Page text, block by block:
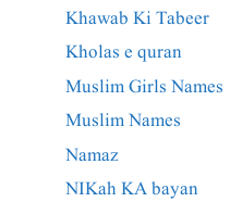
Khawab Ki Tabeer
Kholas e quran
Muslim Girls Names
Muslim Names
Namaz
NIKah KA bayan